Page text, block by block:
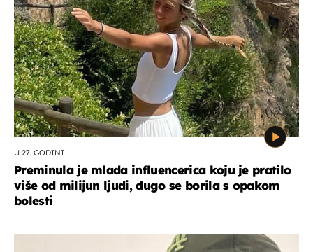
U 27. GODINI
Preminula je mlada influencerica koju je pratilo
više od milijun ljudi, dugo se borila s opakom
bolesti